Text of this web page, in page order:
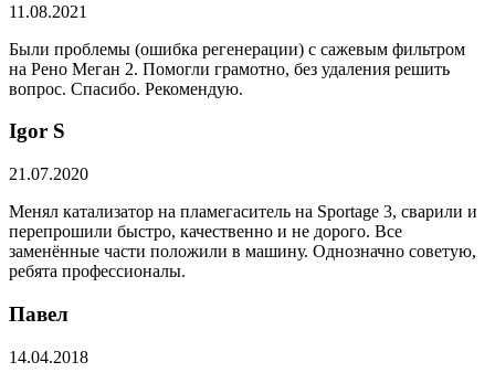
11.08.2021
Были проблемы (ошибка регенерации) с сажевым фильтром
на Рено Меган 2. Помогли грамотно, без удаления решить
вопрос. Спасибо. Рекомендую.
​Igor S
21.07.2020
Менял катализатор на пламегаситель на Sportage 3, сварили и
перепрошили быстро, качественно и не дорого. Все
заменённые части положили в машину. Однозначно советую,
ребята профессионалы.
Павел
14.04.2018